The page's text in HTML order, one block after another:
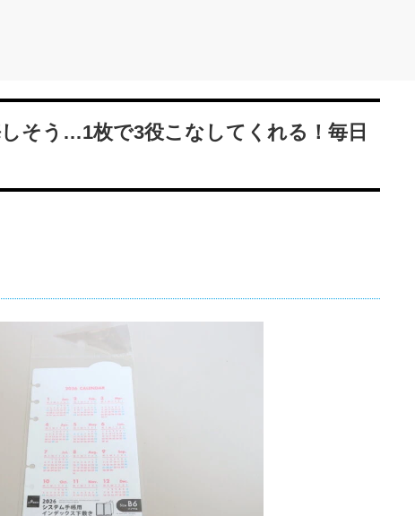
そう…1枚で3役こなしてくれる！毎日